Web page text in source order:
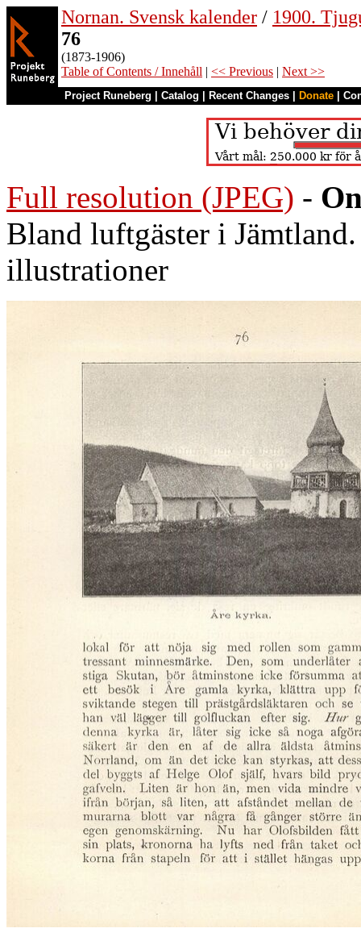
Nornan. Svensk kalender / 1900.
76
(1873-1906)
Table of Contents / Innehåll | << Previous | Next >>
Project Runeberg Catalog Recent Changes Donate
Full resolution (JPEG) -
Bland luftgäster i
illustrationer